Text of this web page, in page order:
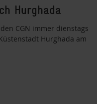
Hurghada
CGN immer dienstags
Hurghada am